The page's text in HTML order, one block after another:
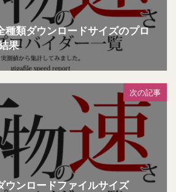
種類ダウンロードサイズのプロ
果
次の記事
ウンロードファイルサイズ